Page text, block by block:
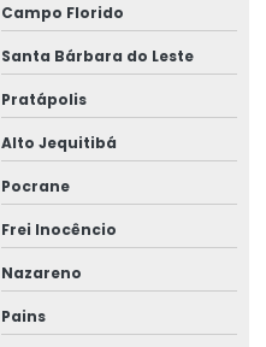
Campo Florido
Santa Bárbara do Leste
Pratápolis
Alto Jequitibá
Pocrane
Frei Inocêncio
Nazareno
Pains